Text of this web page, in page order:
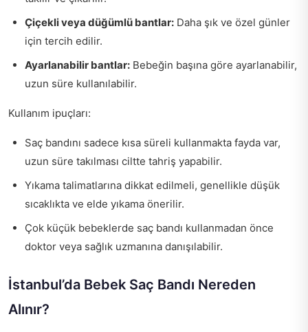
Çiçekli veya düğümlü bantlar: Daha şık ve özel günler
için tercih edilir.
Ayarlanabilir bantlar: Bebeğin başına göre ayarlanabilir,
uzun süre kullanılabilir.
Kullanım ipuçları:
Saç bandını sadece kısa süreli kullanmakta fayda var,
uzun süre takılması ciltte tahriş yapabilir.
Yıkama talimatlarına dikkat edilmeli, genellikle düşük
sıcaklıkta ve elde yıkama önerilir.
Çok küçük bebeklerde saç bandı kullanmadan önce
doktor veya sağlık uzmanına danışılabilir.
İstanbul’da Bebek Saç Bandı Nereden
Alınır?